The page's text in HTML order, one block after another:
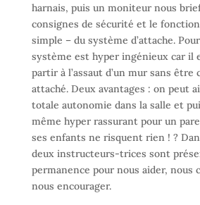
harnais, puis un moniteur nous
consignes de sécurité et le
simple – du système d’attache.
système est hyper ingénieux car il
partir à l’assaut d’un mur sans
attaché. Deux avantages : on peut
totale autonomie dans la salle et
même hyper rassurant pour un
ses enfants ne risquent rien ! ?
deux instructeurs-trices sont
permanence pour nous aider, nous
nous encourager.